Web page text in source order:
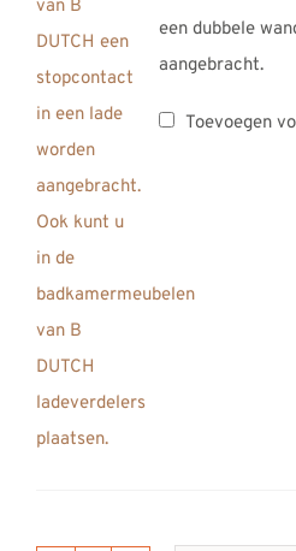
een dubbele
aangebracht.
Toevoegen